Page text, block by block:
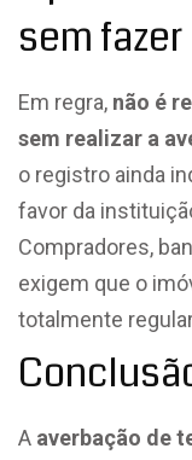
sem
Em regra, não é
sem realizar a
o registro ainda
favor da
Compradores,
exigem que o
totalmente
A averbação de